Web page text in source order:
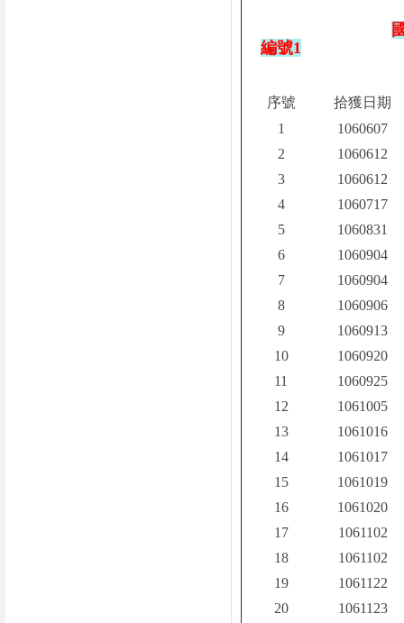
編號1
序號
拾獲日期
1
1060607
2
1060612
3
1060612
4
1060717
5
1060831
6
1060904
7
1060904
8
1060906
9
1060913
10
1060920
11
1060925
12
1061005
13
1061016
14
1061017
15
1061019
16
1061020
17
1061102
18
1061102
19
1061122
20
1061123